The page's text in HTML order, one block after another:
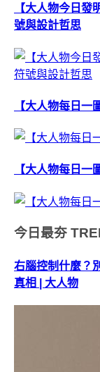
【大人物今日
號與設計哲思
【大人物每日
【大人物每日一
今日最夯
右腦控制什麼？
真相 | 大人物